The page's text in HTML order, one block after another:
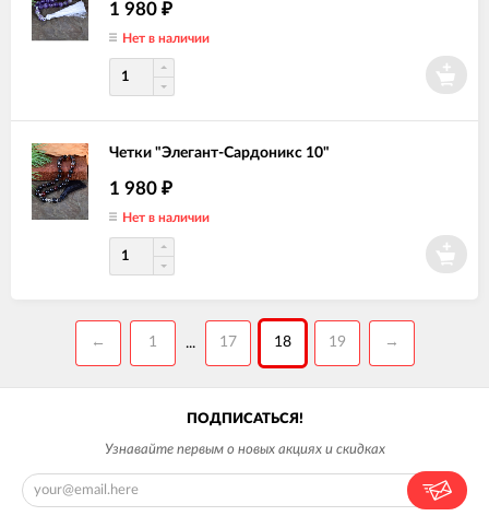
1 980 ₽
Нет в наличии
Четки "Элегант-Сардоникс 10"
1 980 ₽
Нет в наличии
← 1 ... 17 18 19 →
ПОДПИСАТЬСЯ!
Узнавайте первым о новых акциях и скидках